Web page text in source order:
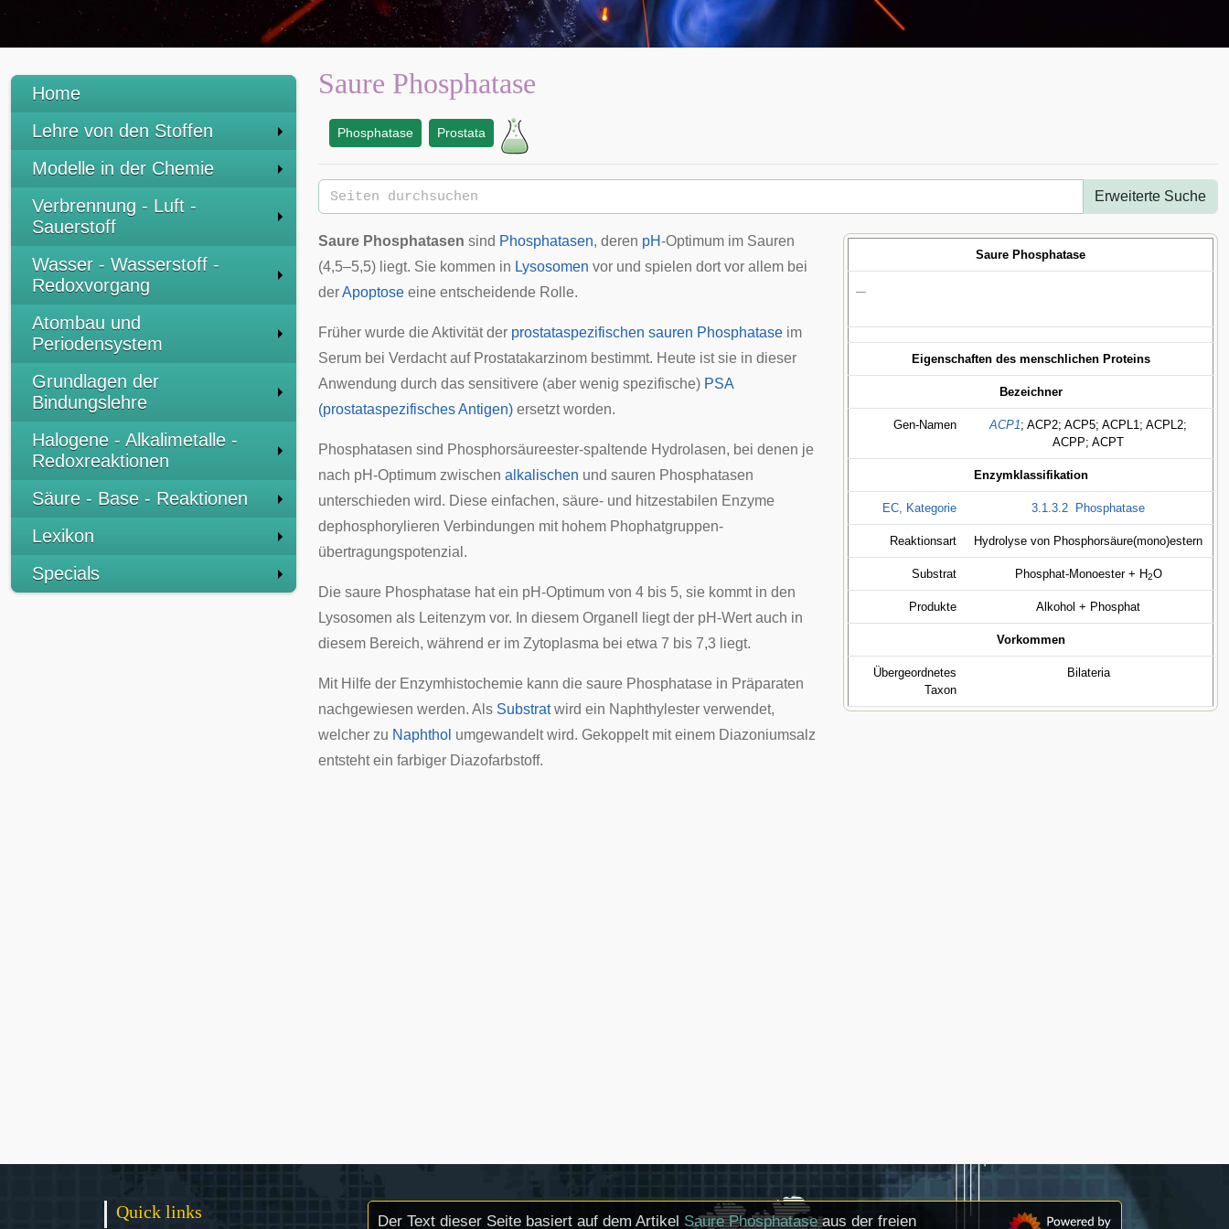
Home
Lehre von den Stoffen
Modelle in der Chemie
Verbrennung - Luft -
Sauerstoff
Wasser - Wasserstoff -
Redoxvorgang
Atombau und
Periodensystem
Grundlagen der
Bindungslehre
Halogene - Alkalimetalle -
Redoxreaktionen
Säure - Base - Reaktionen
Lexikon
Specials
Saure Phosphatase
Phosphatase Prostata
Erweiterte Suche
Saure Phosphatase
—
Eigenschaften des menschlichen Proteins
Bezeichner
Gen-Namen ACP1; ACP2; ACP5; ACPL1; ACPL2;
ACPP; ACPT
Enzymklassifikation
EC, Kategorie 3.1.3.2 Phosphatase
Reaktionsart Hydrolyse von Phosphorsäure(mono)estern
Substrat Phosphat-Monoester + H2O
Produkte Alkohol + Phosphat
Vorkommen
Übergeordnetes
Taxon
Bilateria
Saure Phosphatasen sind Phosphatasen, deren pH-Optimum im Sauren
(4,5–5,5) liegt. Sie kommen in Lysosomen vor und spielen dort vor allem bei
derApoptose eine entscheidende Rolle.
Früher wurde die Aktivität der prostataspezifischen sauren Phosphatase im
Serum bei Verdacht auf Prostatakarzinom bestimmt. Heute ist sie in dieser
Anwendung durch das sensitivere (aber wenig spezifische) PSA
(prostataspezifisches Antigen) ersetzt worden.
Phosphatasen sind Phosphorsäureester-spaltende Hydrolasen, bei denen je
nach pH-Optimum zwischen alkalischen und sauren Phosphatasen
unterschieden wird. Diese einfachen, säure- und hitzestabilen Enzyme
dephosphorylieren Verbindungen mit hohem Phophatgruppen-
übertragungspotenzial.
Die saure Phosphatase hat ein pH-Optimum von 4 bis 5, sie kommt in den
Lysosomen als Leitenzym vor. In diesem Organell liegt der pH-Wert auch in
diesem Bereich, während er im Zytoplasma bei etwa 7 bis 7,3 liegt.
Mit Hilfe der Enzymhistochemie kann die saure Phosphatase in Präparaten
nachgewiesen werden. Als Substratwird ein Naphthylester verwendet,
welcher zu Naphthol umgewandelt wird. Gekoppelt mit einem Diazoniumsalz
entsteht ein farbiger Diazofarbstoff.
Quick links Der Text dieser Seite basiert auf dem Artikel Saure Phosphataseaus der freien